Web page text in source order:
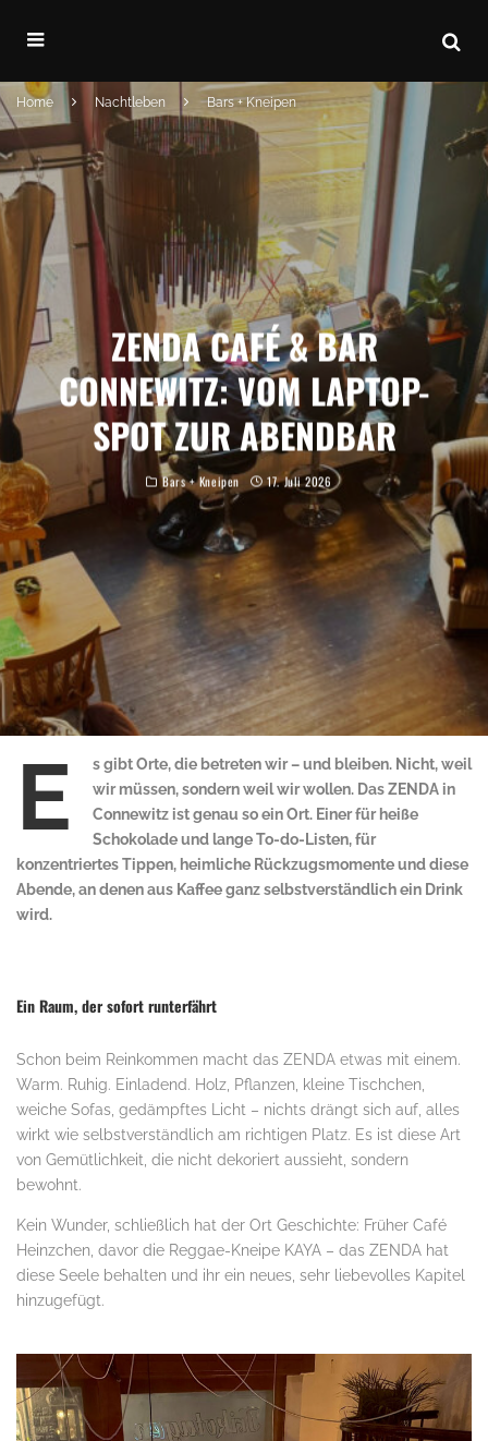
Home Nachtleben Bars + Kneipen
ZENDA CAFÉ & BAR
CONNEWITZ: VOM LAPTOP-
SPOT ZUR ABENDBAR
Bars + Kneipen 17. Juli 2026
E
s gibt Orte, die betreten wir – und bleiben. Nicht, weil
wir müssen, sondern weil wir wollen. Das ZENDA in
Connewitz ist genau so ein Ort. Einer für heiße
Schokolade und lange To-do-Listen, für
konzentriertes Tippen, heimliche Rückzugsmomente und diese
Abende, an denen aus Kaffee ganz selbstverständlich ein Drink
wird.
Ein Raum, der sofort runterfährt
Schon beim Reinkommen macht das ZENDA etwas mit einem.
Warm. Ruhig. Einladend. Holz, Pflanzen, kleine Tischchen,
weiche Sofas, gedämpftes Licht – nichts drängt sich auf, alles
wirkt wie selbstverständlich am richtigen Platz. Es ist diese Art
von Gemütlichkeit, die nicht dekoriert aussieht, sondern
bewohnt.
Kein Wunder, schließlich hat der Ort Geschichte: Früher Café
Heinzchen, davor die Reggae-Kneipe KAYA – das ZENDA hat
diese Seele behalten und ihr ein neues, sehr liebevolles Kapitel
hinzugefügt.